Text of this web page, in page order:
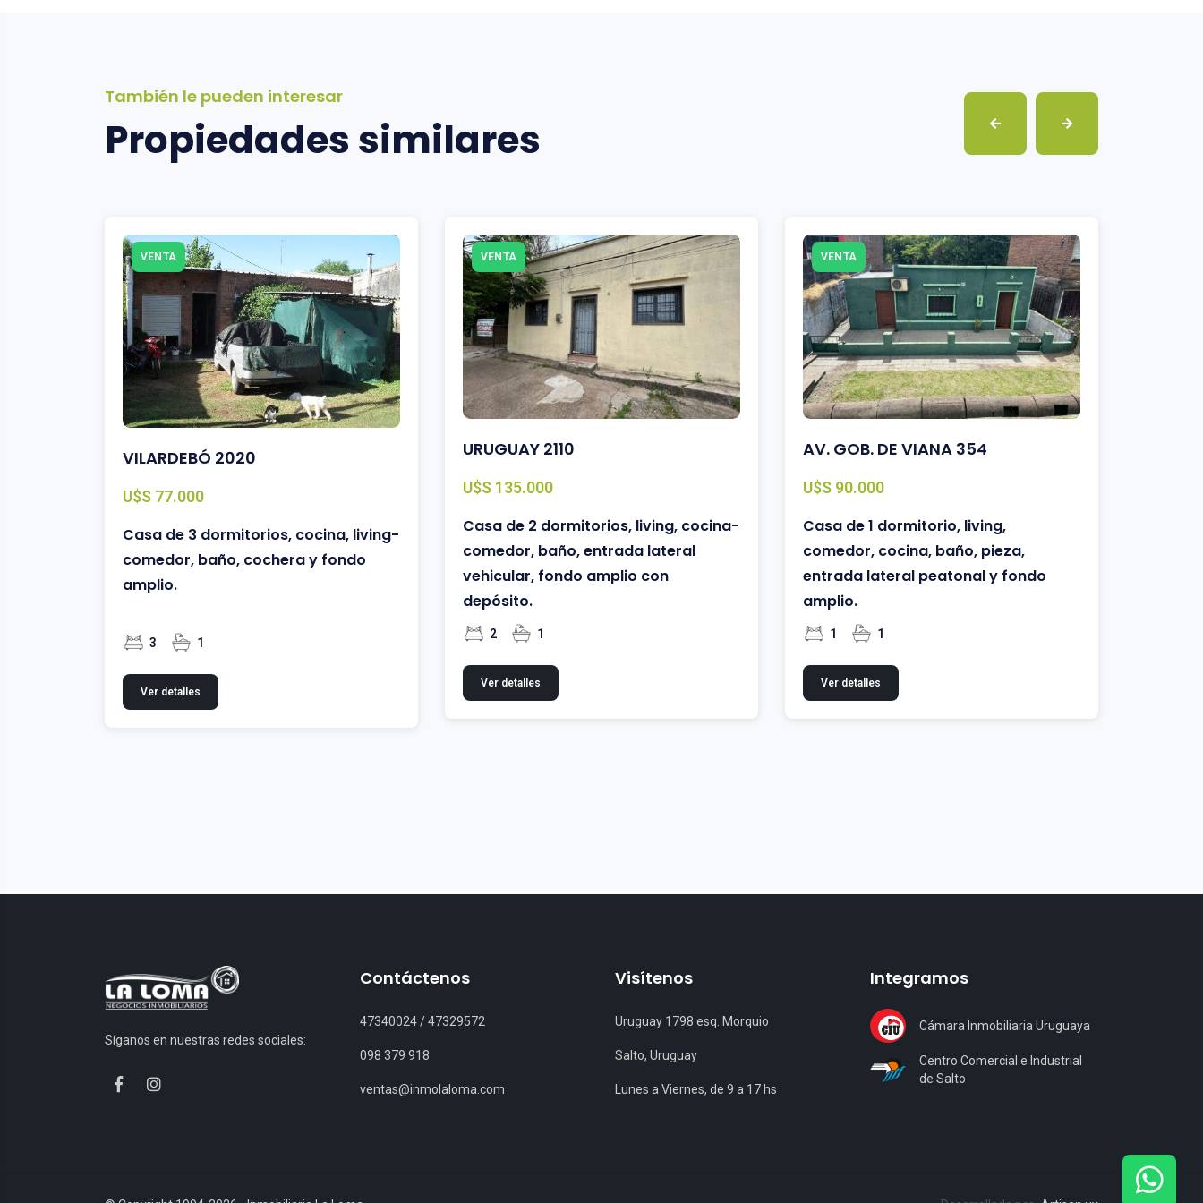
También le pueden interesar
Propiedades similares
VENTA
VILARDEBÓ 2020
U$S 77.000
Casa de 3 dormitorios, cocina, living-
comedor, baño, cochera y fondo
amplio.
3 1
Ver detalles
VENTA
URUGUAY 2110
U$S 135.000
Casa de 2 dormitorios, living, cocina-
comedor, baño, entrada lateral
vehicular, fondo amplio con
depósito.
2 1
Ver detalles
VENTA
AV. GOB. DE VIANA 354
U$S 90.000
Casa de 1 dormitorio, living,
comedor, cocina, baño, pieza,
entrada lateral peatonal y fondo
amplio.
1 1
Ver detalles
Síganos en nuestras redes sociales:
Contáctenos
47340024/47329572
098 379 918
ventas@inmolaloma.com
Visítenos
Uruguay 1798 esq. Morquio
Salto, Uruguay
Lunes a Viernes, de 9 a 17 hs
Integramos
Cámara Inmobiliaria Uruguaya
Centro Comercial e Industrial
de Salto